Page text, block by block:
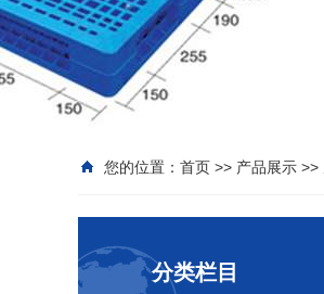
您的位置： 首页 >> 产品展示 >>
分类栏目